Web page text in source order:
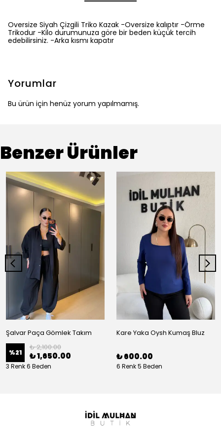
Oversize Siyah Çizgili Triko Kazak -Oversize kalıptır -Örme
Trikodur -Kilo durumunuza göre bir beden küçük tercih
edebilirsiniz. -Arka kısmı kapatır
Yorumlar
Bu ürün için henüz yorum yapılmamış.
Benzer Ürünler
Şalvar Paça Gömlek Takım
%21
₺ 2,100.00
₺ 1,650.00
3 Renk 6 Beden
Kare Yaka Oysh Kumaş Bluz
₺ 600.00
6 Renk 5 Beden